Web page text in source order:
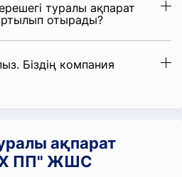
туралы ақпарат
отырады?
Біздің компания
ақпарат
ПП" ЖШС